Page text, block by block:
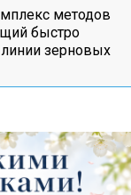
методов
быстро
зерновых